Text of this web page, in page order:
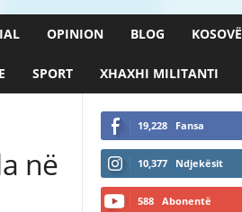
OPINION BLOG KOSOVË
SPORT XHAXHI MILITANTI
në
19,228 Fansa
10,377 Ndjekësit
588 Abonentë